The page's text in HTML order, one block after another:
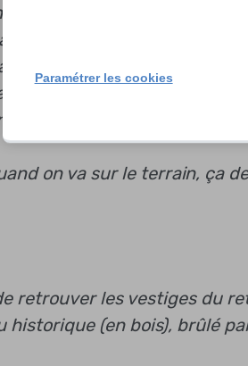
pas et enfin elle fait un
donner accès à six
qui sépare l’île de
qui avait été traduit par
sur ces évènements »
on va sur le terrain, ça
retrouver les vestiges du
historique (en bois), brûlé
Paramétrer les cookies